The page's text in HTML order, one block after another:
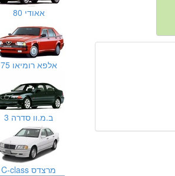
אאודי 80
אלפא רומיאו 75
ב.מ.וו סדרה 3
מרצדס C-class